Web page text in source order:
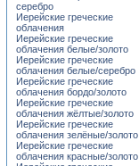
серебро
Иерейские греческие
облачения
Иерейские греческие
облачения белые/золото
Иерейские греческие
облачения белые/серебро
Иерейские греческие
облачения бордо/золото
Иерейские греческие
облачения жёлтые/золото
Иерейские греческие
облачения зелёные/золото
Иерейские греческие
облачения красные/золото